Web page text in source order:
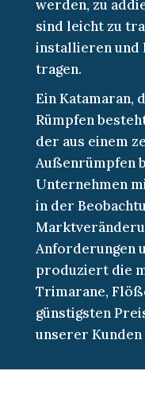
werden, zu
sind leicht zu
installieren und
tragen.
Ein Katamaran,
Rümpfen
der aus einem
Außenrümpfen
Unternehmen
in der
Anforderungen
produziert die
Trimarane,
günstigsten
unserer